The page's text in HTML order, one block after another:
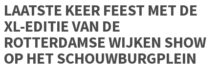
LAATSTE KEER FEEST MET DE
XL-EDITIE VAN DE
ROTTERDAMSE WIJKEN SHOW
OP HET SCHOUWBURGPLEIN